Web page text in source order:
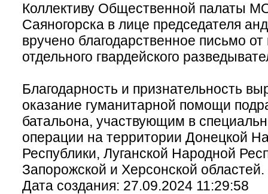
Коллективу Общественной палаты
Саяногорска в лице председателя
вручено благодарственное письмо
отдельного гвардейского
Благодарность и признательность
оказание гуманитарной помощи
батальона, участвующим в
операции на территории Донецкой
Республики, Луганской Народной
Запорожской и Херсонской областей.
Дата создания: 27.09.2024 11:29:58